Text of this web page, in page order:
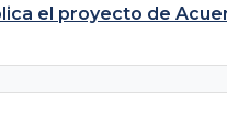
el proyecto de